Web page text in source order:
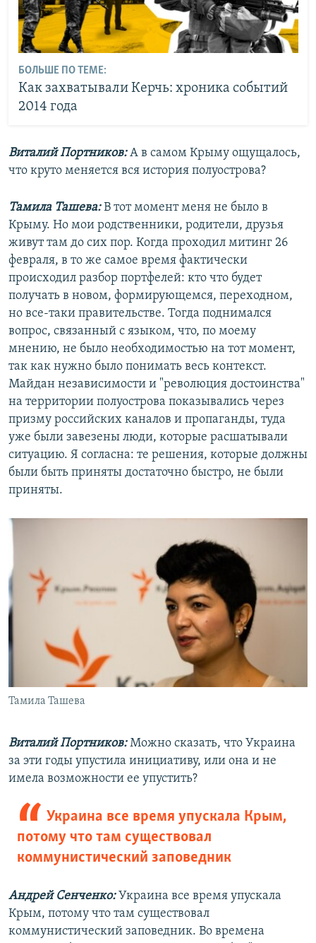
БОЛЬШЕ ПО ТЕМЕ:
Как захватывали Керчь: хроника событий
2014 года
Виталий Портников:А в самом Крыму ощущалось,
что круто меняется вся история полуострова?
Тамила Ташева:В тот момент меня не было в
Крыму. Но мои родственники, родители, друзья
живут там до сих пор. Когда проходил митинг 26
февраля, в то же самое время фактически
происходил разбор портфелей: кто что будет
получать в новом, формирующемся, переходном,
но все-таки правительстве. Тогда поднимался
вопрос, связанный с языком, что, по моему
мнению, не было необходимостью на тот момент,
так как нужно было понимать весь контекст.
Майдан независимости и "революция достоинства"
на территории полуострова показывались через
призму российских каналов и пропаганды, туда
уже были завезены люди, которые расшатывали
ситуацию. Я согласна: те решения, которые должны
были быть приняты достаточно быстро, не были
приняты.
Тамила Ташева
Виталий Портников:Можно сказать, что Украина
за эти годы упустила инициативу, или она и не
имела возможности ее упустить?
Украина все время упускала Крым,
потому что там существовал
коммунистический заповедник
Андрей Сенченко: Украина все время упускала
Крым, потому что там существовал
коммунистический заповедник. Во времена